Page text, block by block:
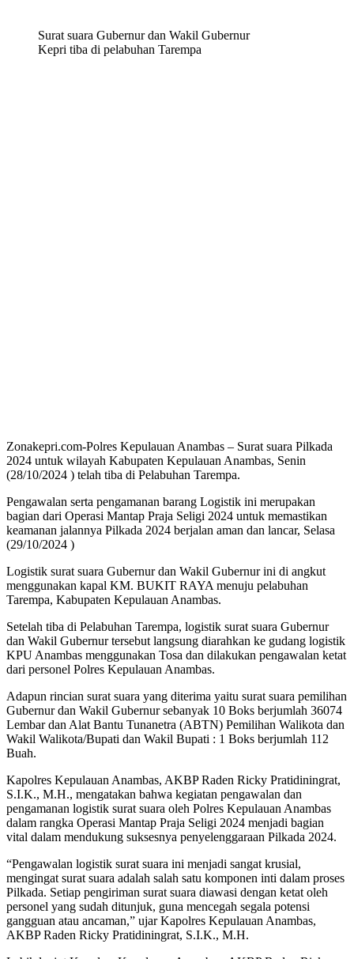
Surat suara Gubernur dan Wakil Gubernur
Kepri tiba di pelabuhan Tarempa
Zonakepri.com-Polres Kepulauan Anambas – Surat suara Pilkada
2024 untuk wilayah Kabupaten Kepulauan Anambas, Senin
(28/10/2024 ) telah tiba di Pelabuhan Tarempa.
Pengawalan serta pengamanan barang Logistik ini merupakan
bagian dari Operasi Mantap Praja Seligi 2024 untuk memastikan
keamanan jalannya Pilkada 2024 berjalan aman dan lancar, Selasa
(29/10/2024 )
Logistik surat suara Gubernur dan Wakil Gubernur ini di angkut
menggunakan kapal KM. BUKIT RAYA menuju pelabuhan
Tarempa, Kabupaten Kepulauan Anambas.
Setelah tiba di Pelabuhan Tarempa, logistik surat suara Gubernur
dan Wakil Gubernur tersebut langsung diarahkan ke gudang logistik
KPU Anambas menggunakan Tosa dan dilakukan pengawalan ketat
dari personel Polres Kepulauan Anambas.
Adapun rincian surat suara yang diterima yaitu surat suara pemilihan
Gubernur dan Wakil Gubernur sebanyak 10 Boks berjumlah 36074
Lembar dan Alat Bantu Tunanetra (ABTN) Pemilihan Walikota dan
Wakil Walikota/Bupati dan Wakil Bupati : 1 Boks berjumlah 112
Buah.
Kapolres Kepulauan Anambas, AKBP Raden Ricky Pratidiningrat,
S.I.K., M.H., mengatakan bahwa kegiatan pengawalan dan
pengamanan logistik surat suara oleh Polres Kepulauan Anambas
dalam rangka Operasi Mantap Praja Seligi 2024 menjadi bagian
vital dalam mendukung suksesnya penyelenggaraan Pilkada 2024.
“Pengawalan logistik surat suara ini menjadi sangat krusial,
mengingat surat suara adalah salah satu komponen inti dalam proses
Pilkada. Setiap pengiriman surat suara diawasi dengan ketat oleh
personel yang sudah ditunjuk, guna mencegah segala potensi
gangguan atau ancaman,” ujar Kapolres Kepulauan Anambas,
AKBP Raden Ricky Pratidiningrat, S.I.K., M.H.